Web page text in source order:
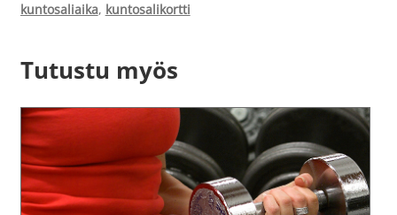
kuntosaliaika, kuntosalikortti
Tutustu myös